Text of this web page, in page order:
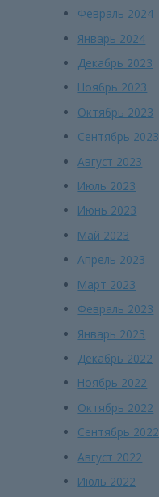
Февраль 2024
Январь 2024
Декабрь 2023
Ноябрь 2023
Октябрь 2023
Сентябрь 2023
Август 2023
Июль 2023
Июнь 2023
Май 2023
Апрель 2023
Март 2023
Февраль 2023
Январь 2023
Декабрь 2022
Ноябрь 2022
Октябрь 2022
Сентябрь 2022
Август 2022
Июль 2022